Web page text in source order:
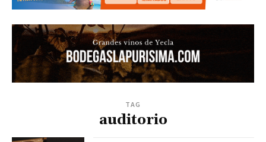
TAG
auditorio